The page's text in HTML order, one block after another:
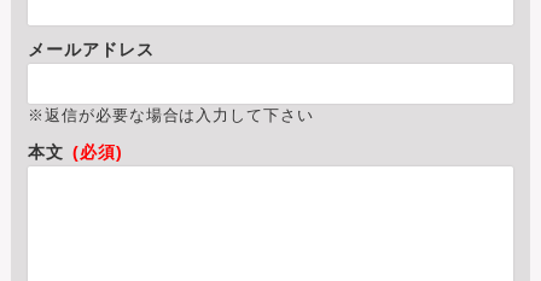
メールアドレス
※返信が必要な場合は入力して下さい
本文 (必須)